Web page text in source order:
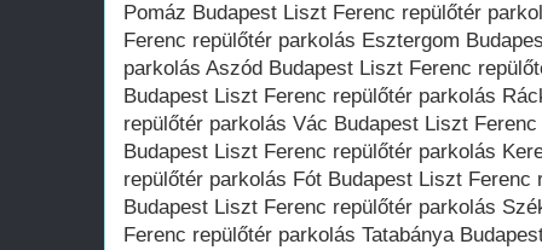
Pomáz Budapest Liszt Ferenc repülőtér
Ferenc repülőtér parkolás Esztergom
parkolás Aszód Budapest Liszt Ferenc
Budapest Liszt Ferenc repülőtér parkolás
repülőtér parkolás Vác Budapest Liszt
Budapest Liszt Ferenc repülőtér parkolás
repülőtér parkolás Fót Budapest Liszt
Budapest Liszt Ferenc repülőtér parkolás
Ferenc repülőtér parkolás Tatabánya